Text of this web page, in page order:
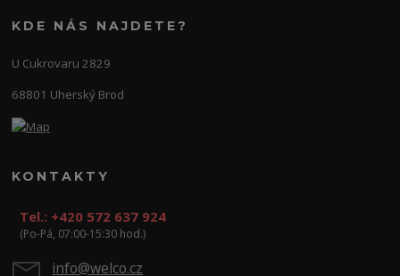
KDE NÁS NAJDETE?
U Cukrovaru 2829
68801 Uherský Brod
KONTAKTY
Tel.: +420 572 637 924
(Po-Pá, 07:00-15:30 hod.)
info@welco.cz